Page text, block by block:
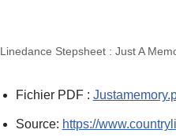
Linedance Stepsheet : Just A
Fichier PDF :
Source: https://